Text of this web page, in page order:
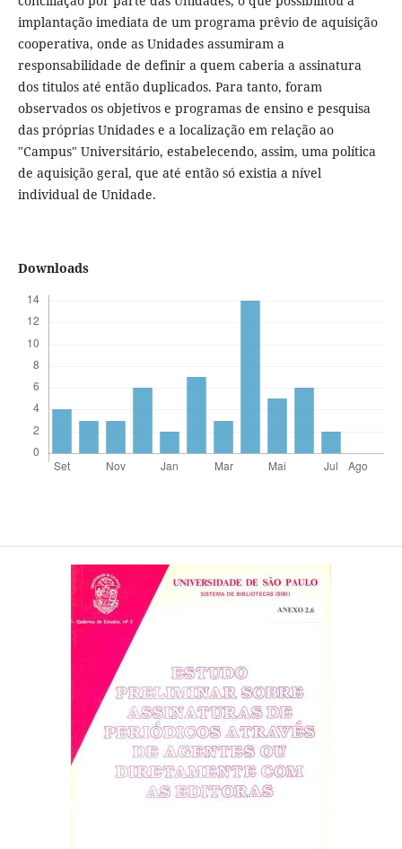
implantação imediata de um programa prêvio de aquisição
cooperativa, onde as Unidades assumiram a
responsabilidade de definir a quem caberia a assinatura
dos titulos até então duplicados. Para tanto, foram
observados os objetivos e programas de ensino e pesquisa
das próprias Unidades e a localização em relação ao
"Campus" Universitário, estabelecendo, assim, uma política
de aquisição geral, que até então só existia a nível
individual de Unidade.
Downloads